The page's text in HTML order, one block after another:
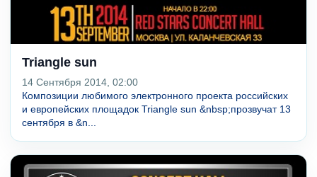
Triangle sun
14 Сентября 2014, 02:00
Композиции любимого электронного проекта российских
и европейских площадок Triangle sun &nbsp;прозвучат 13
сентября в &n...